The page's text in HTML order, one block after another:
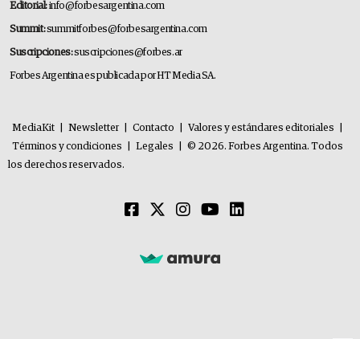
Editorial:info@forbesargentina.com
Summit:summitforbes@forbesargentina.com
Suscripciones:suscripciones@forbes.ar
Forbes Argentina es publicada por HT Media SA.
MediaKit Newsletter Contacto Valores y estándares editoriales
Términos y condiciones
Legales
© 2026. Forbes Argentina. Todos
los derechos reservados.